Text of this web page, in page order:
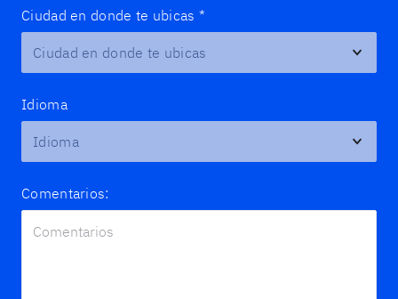
Ciudad en donde te ubicas *
Idioma
Comentarios: